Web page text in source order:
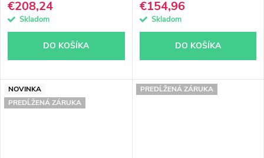
€208,24
Skladom
DO KOŠÍKA
€154,96
Skladom
DO KOŠÍKA
NOVINKA
PREDĹŽENÁ ZÁRUKA
PREDĹŽENÁ ZÁRUKA